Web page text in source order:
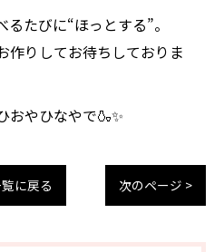
たびに“ほっとする”。
作りしてお待ちしておりま
おやひなやで🍶✨
に戻る 次のページ >